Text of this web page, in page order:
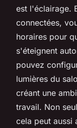
est l'éclairage.
connectées,
horaires pour
s'éteignent
pouvez
lumières du
créant une
travail. Non
cela peut aussi